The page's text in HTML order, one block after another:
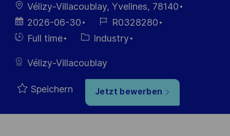
Ort Vélizy-Villacoublay, Yvelines, 78140
Datum der
Veröffentlichung
2026-06-30
Job-
ID
R0328280
Einstellunngstyp
Full time Kategorie
Industry
Vélizy-Villacoublay
Speichern Jetzt bewerben